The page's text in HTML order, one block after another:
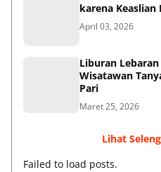
karena Keaslian
April 03, 2026
Liburan Lebaran
Wisatawan
Pari
Maret 25, 2026
Lihat
Failed to load posts.